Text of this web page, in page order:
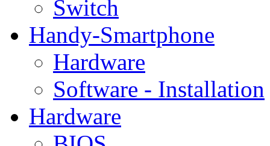
Switch
Handy-Smartphone
Hardware
Software - Installation
Hardware